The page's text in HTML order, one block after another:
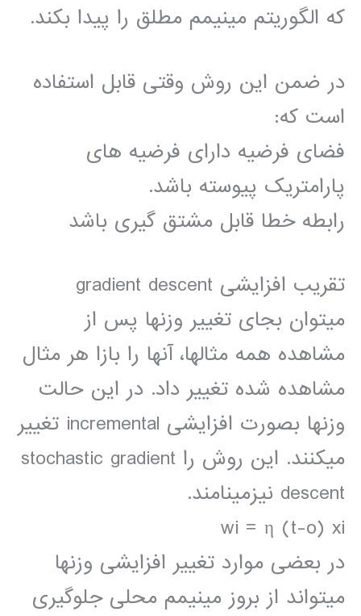
که الگوریتم مینیمم مطلق را پیدا بکند.
در ضمن این روش وقتی قابل استفاده
است که:
فضای فرضیه دارای فرضیه های
پارامتریک پیوسته باشد.
رابطه خطا قابل مشتق گیری باشد
تقریب افزایشی gradient descent
میتوان بجای تغییر وزنها پس از
مشاهده همه مثالها، آنها را بازا هر مثال
مشاهده شده تغییر داد. در این حالت
وزنها بصورت افزایشی incremental تغییر
میکنند. این روش را stochastic gradient
descent نیزمینامند.
wi = η (t-o) xi
در بعضی موارد تغییر افزایشی وزنها
میتواند از بروز مینیمم محلی جلوگیری